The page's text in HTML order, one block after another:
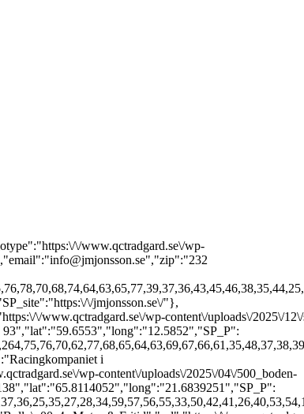
15-24 har vi l\u00f6rdags\u00f6ppet: 10.00-14.00","SP_other_global":"Vid afton- och helgdagar kan andra \u00f6ppettider g\u00e4lla","SP_site":"https:\/\/www.jacomaskin.se\/"},{"id":114,"name":"Dahlia Motor i F\u00e4rila","url":"https:\/\/www.qctradgard.se\/butiker\/dahlia-motor-farila-ab\/","city":"F\u00e4rila","logotype":"https:\/\/www.qctradgard.se\/wp-content\/uploads\/2025\/04\/500_farila.svg","adress":"H\u00e4rjedalsv\u00e4gen 142","phone":"0651-20088","fax":false,"email":"info@dahliamotor.se","zip":"827 60","lat":"61.8012364","long":"15.8738497","SP_P":[1865,553,531,519,514,503,499,492,480,61,43,44,45,30,31,32,46,47,48,49,51,52],"SP_o_1":"08:00","SP_c_1":"17:00","SP_o_2":"08:00","SP_c_2":"17:00","SP_o_3":"08:00","SP_c_3":"17:00","SP_o_4":"08:00","SP_c_4":"17:00","SP_o_5":"08:00","SP_c_5":"17:00","SP_o_6":"","SP_c_6":"","SP_o_7":"","SP_c_7":"","SP_other":"","SP_other_global":"Vid afton- och helgdagar kan andra \u00f6ppettider g\u00e4lla","SP_site":""},{"id":115,"name":"Motorsport i Vimmerby","url":"https:\/\/www.qctradgard.se\/butiker\/motorsport-gamleby\/","city":"Gamleby","logotype":"https:\/\/www.qctradgard.se\/wp-content\/uploads\/2025\/04\/motorsport-1.svg","adress":"Tr\u00e4dg\u00e5rdsgatan 2","phone":"0493-102 62","fax":false,"email":"gamleby@motorsport.se","zip":"594 30","lat":"57.8956654","long":"16.4025264","SP_P":[554,553,544,536,531,515,519,514,503,499,492,480,398,393,391,370,331,333,311,312,264,69,67,66,62,61,70,72,73,74,75,76,78,71,65,63,64,68,77,29,46,45,43,39,38,37,36,44,25,35,27,28,34,32,31,30,47,48,59,57,56,55,33,50,42,41,26,40,49,51,52,53,58,60,54,18,19,20,21,22,24,17,23,1737,1739,1740,1742,1743,1761,1759,1763,1765,1766,1768,1703,1892],"SP_o_1":"08:00","SP_c_1":"17:00","SP_o_2":"08:00","SP_c_2":"17:00","SP_o_3":"08:00","SP_c_3":"17:00","SP_o_4":"08:00","SP_c_4":"17:00","SP_o_5":"08:00","SP_c_5":"17:00","SP_o_6":"","SP_c_6":"","SP_o_7":"","SP_c_7":"","SP_other":"Sveriges nationaldag 6\/6 ST\u00c4NGT\r\nMidsommarafton 20\/6 ST\u00c4NGT